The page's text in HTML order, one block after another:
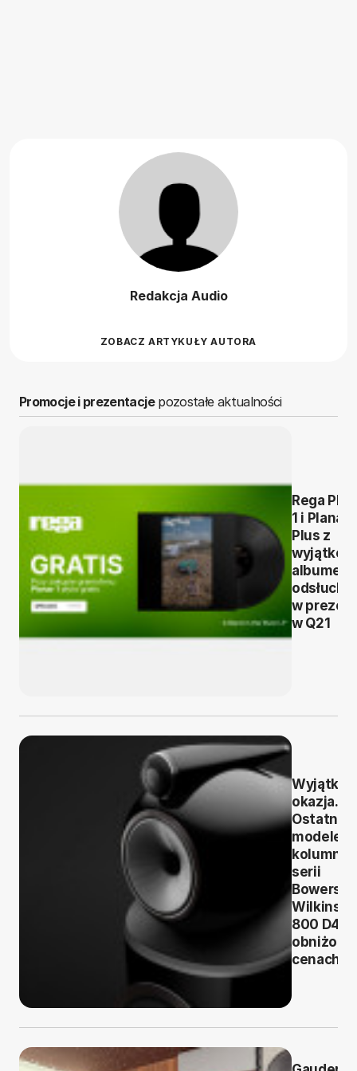
Redakcja Audio
ZOBACZ ARTYKUŁY AUTORA
Promocje i prezentacjepozostałe aktualności
Rega
1 i Planar 1
Plus z
albumem
w
w Q21
okazja.
Ostatnie
modele
kolumn
serii
Bowers &
Wilkins
800 D4 w
cenach